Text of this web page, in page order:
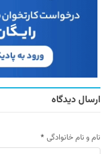
ارسال دیدگاه
نام و نام خانوادگی *